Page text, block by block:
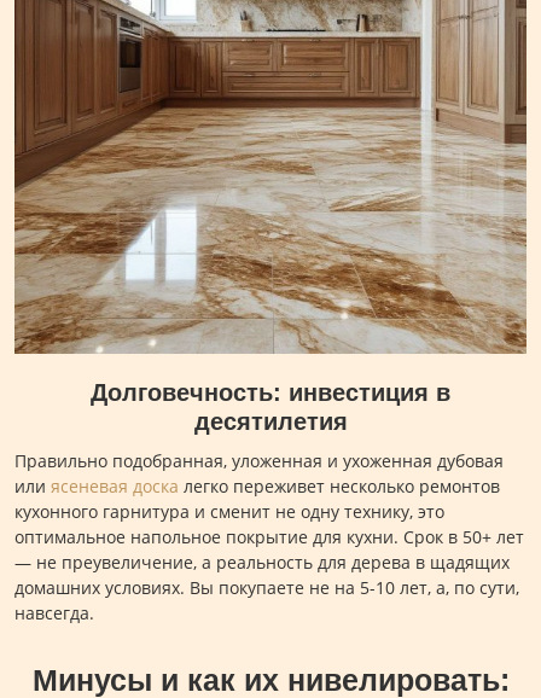
Долговечность: инвестиция в
десятилетия
Правильно подобранная, уложенная и ухоженная дубовая
или ясеневая доска легко переживет несколько ремонтов
кухонного гарнитура и сменит не одну технику, это
оптимальное напольное покрытие для кухни. Срок в 50+ лет
— не преувеличение, а реальность для дерева в щадящих
домашних условиях. Вы покупаете не на 5-10 лет, а, по сути,
навсегда.
Минусы и как их нивелировать: